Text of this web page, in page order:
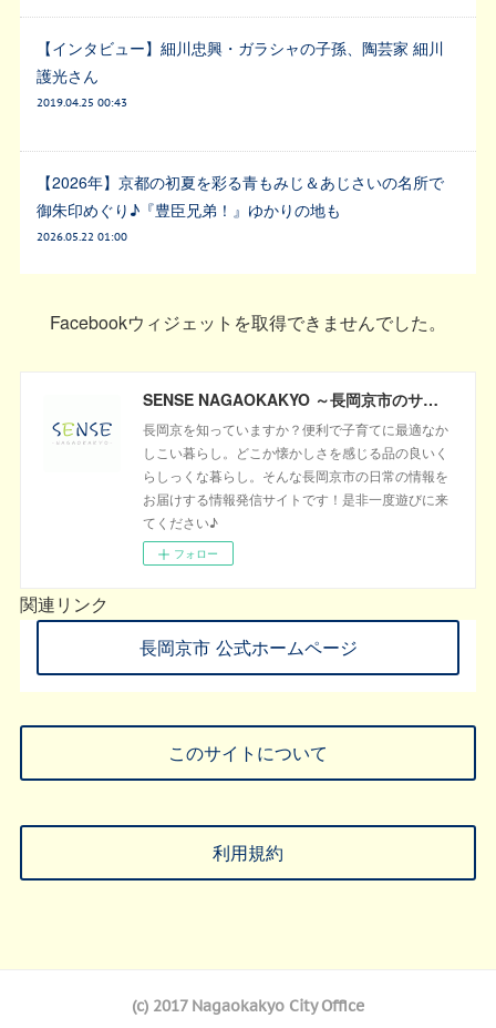
【インタビュー】細川忠興・ガラシャの子孫、陶芸家 細川
護光さん
2019.04.25 00:43
【2026年】京都の初夏を彩る青もみじ＆あじさいの名所で
御朱印めぐり♪『豊臣兄弟！』ゆかりの地も
2026.05.22 01:00
Facebookウィジェットを取得できませんでした。
SENSE NAGAOKAKYO ～長岡京市のサブサイト～
長岡京を知っていますか？便利で子育てに最適なか
しこい暮らし。どこか懐かしさを感じる品の良いく
らしっくな暮らし。そんな長岡京市の日常の情報を
お届けする情報発信サイトです！是非一度遊びに来
てください♪
フォロー
関連リンク
長岡京市 公式ホームページ
このサイトについて
利用規約
(c) 2017 Nagaokakyo City Office